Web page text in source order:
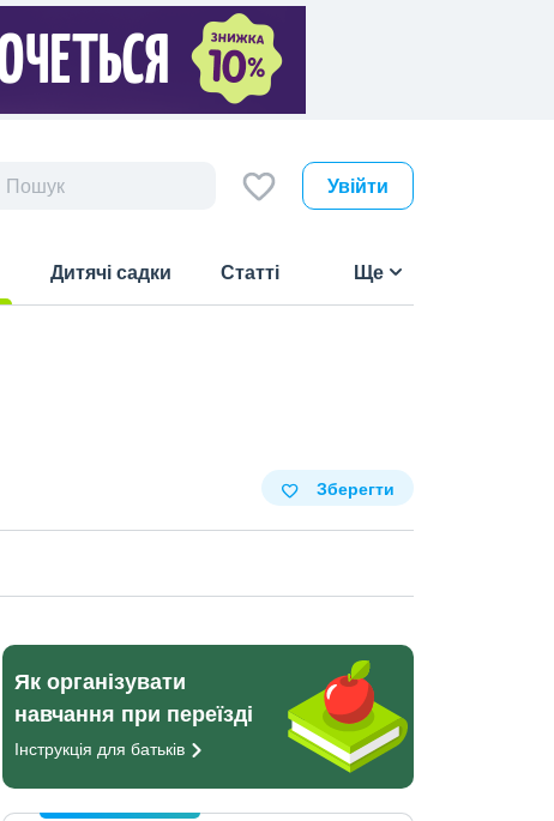
Увійти
Дитячі садки Статті Ще
Зберегти
Як організувати
навчання при переїзді
Інструкція для батьків